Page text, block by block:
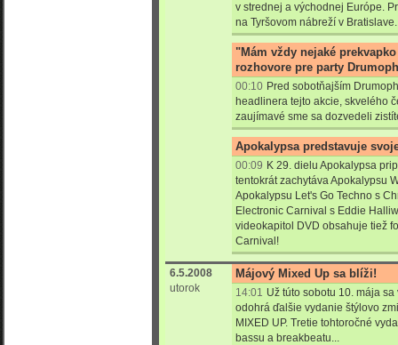
v strednej a východnej Európe.
na Tyršovom nábreží v Bratislave.
"Mám vždy nejaké
rozhovore pre party
00:10 Pred sobotňajším
headlinera tejto akcie, skvelého
zaujímavé sme sa dozvedeli
Apokalypsa predstavuje
00:09 K 29. dielu Apokalypsa
tentokrát zachytáva Apokalypsu
Apokalypsu Let's Go Techno s
Electronic Carnival s Eddie
videokapitol DVD obsahuje tiež
Carnival!
6.5.2008
utorok
Májový Mixed Up sa blíži!
14:01 Už túto sobotu 10. mája
odohrá ďalšie vydanie štýlovo
MIXED UP. Tretie tohtoročné
bassu a breakbeatu...